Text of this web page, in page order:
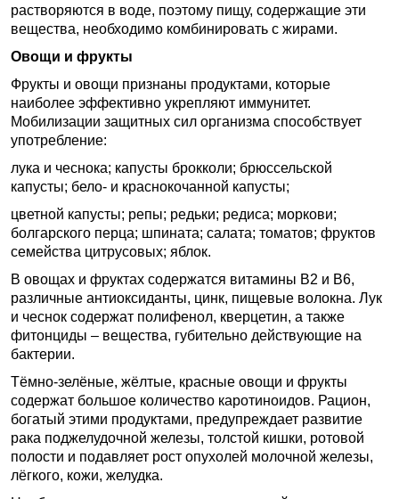
растворяются в воде, поэтому пищу, содержащие эти
вещества, необходимо комбинировать с жирами.
Овощи и фрукты
Фрукты и овощи признаны продуктами, которые
наиболее эффективно укрепляют иммунитет.
Мобилизации защитных сил организма способствует
употребление:
лука и чеснока; капусты брокколи; брюссельской
капусты; бело- и краснокочанной капусты;
цветной капусты; репы; редьки; редиса; моркови;
болгарского перца; шпината; салата; томатов; фруктов
семейства цитрусовых; яблок.
В овощах и фруктах содержатся витамины B2 и B6,
различные антиоксиданты, цинк, пищевые волокна. Лук
и чеснок содержат полифенол, кверцетин, а также
фитонциды – вещества, губительно действующие на
бактерии.
Тёмно-зелёные, жёлтые, красные овощи и фрукты
содержат большое количество каротиноидов. Рацион,
богатый этими продуктами, предупреждает развитие
рака поджелудочной железы, толстой кишки, ротовой
полости и подавляет рост опухолей молочной железы,
лёгкого, кожи, желудка.